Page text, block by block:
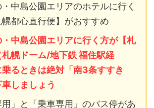
中島公園エリアのホテルに行く
都心直行便】がおすすめ
中島公園エリアに行く方が【札
幌ドーム/地下鉄 福住駅経
るときは絶対「南3条すすき
しましょう
用」と「乗車専用」のバス停があ